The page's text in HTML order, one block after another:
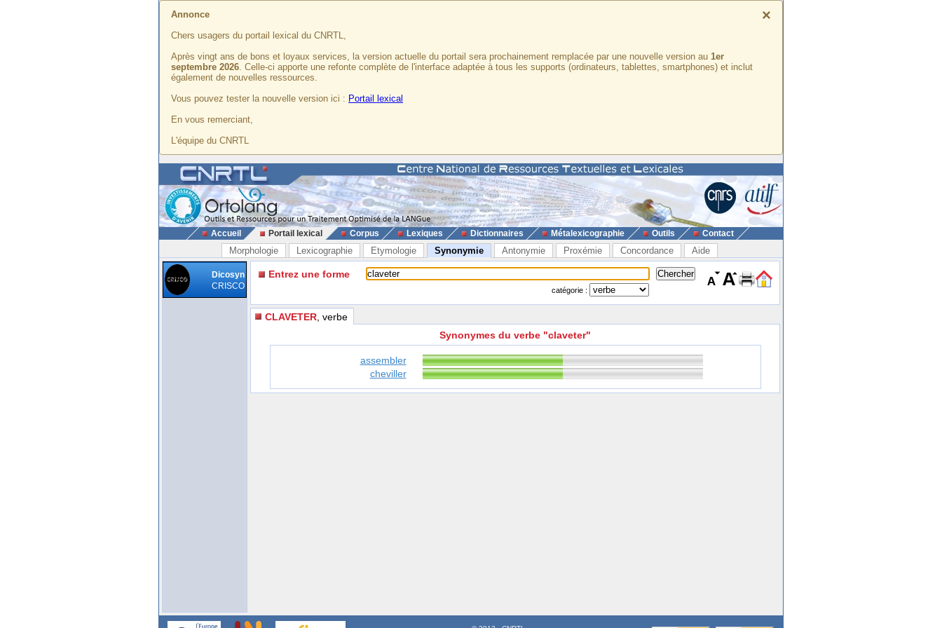
×
Annonce
Chers usagers du portail lexical du CNRTL,
Après vingt ans de bons et loyaux services, la version actuelle du portail sera prochainement remplacée par une nouvelle version au 1er
septembre 2026. Celle-ci apporte une refonte complète de l'interface adaptée à tous les supports (ordinateurs, tablettes, smartphones) et inclut
également de nouvelles ressources.
Vous pouvez tester la nouvelle version ici : Portail lexical
En vous remerciant,
L'équipe du CNRTL
Accueil Portail lexical Corpus Lexiques Dictionnaires Métalexicographie Outils Contact
Morphologie Lexicographie Etymologie Synonymie Antonymie Proxémie Concordance Aide
Dicosyn
CRISCO
Entrez une forme
catégorie :
CLAVETER , verbe
Synonymes du verbe "claveter"
assembler
cheviller